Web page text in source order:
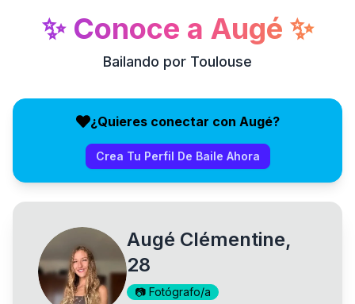
✨ Conoce a Augé ✨
Bailando por Toulouse
¿Quieres conectar con Augé?
Crea Tu Perfil De Baile Ahora
Augé Clémentine,
28
📷 Fotógrafo/a